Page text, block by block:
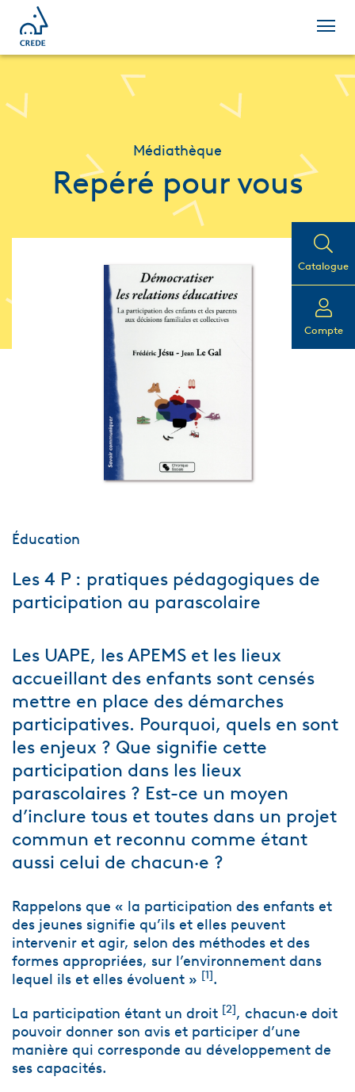
Catalogue
Compte
Médiathèque
Repéré pour vous
Éducation
Les 4 P : pratiques pédagogiques de
participation au parascolaire
Les UAPE, les APEMS et les lieux
accueillant des enfants sont censés
mettre en place des démarches
participatives. Pourquoi, quels en sont
les enjeux ? Que signifie cette
participation dans les lieux
parascolaires ? Est-ce un moyen
d’inclure tous et toutes dans un projet
commun et reconnu comme étant
aussi celui de chacun·e ?
Rappelons que « la participation des enfants et
des jeunes signifie qu’ils et elles peuvent
intervenir et agir, selon des méthodes et des
formes appropriées, sur l’environnement dans
lequel ils et elles évoluent » [1].
La participation étant un droit [2], chacun·e doit
pouvoir donner son avis et participer d’une
manière qui corresponde au développement de
ses capacités.